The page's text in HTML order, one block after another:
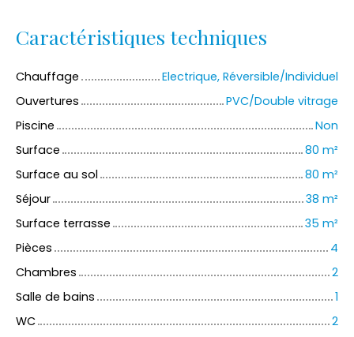
Caractéristiques techniques
Chauffage
Electrique, Réversible/Individuel
Ouvertures
PVC/Double vitrage
Piscine
Non
Surface
80 m²
Surface au sol
80 m²
Séjour
38 m²
Surface terrasse
35 m²
Pièces
4
Chambres
2
Salle de bains
1
WC
2